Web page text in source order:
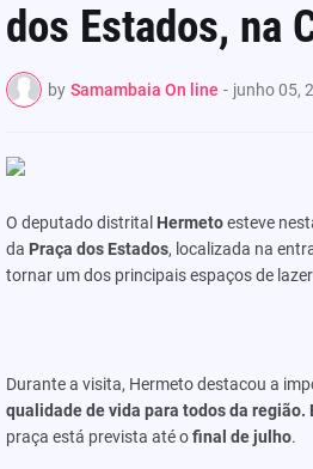
dos Estados, na
by Samambaia On line - junho 05,
O deputado distrital Hermetoesteve
da Praça dos Estados, localizada na
tornar um dos principais espaços de
Durante a visita, Hermeto destacou a
qualidade de vida para todos da região.
praça está prevista até ofinal de julho.